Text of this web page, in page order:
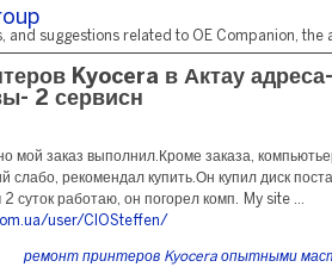
suggestions related to OE Companion, the
Kyocera в Актау адреса-
2 сервисн
мой заказ выполнил.Кроме заказа,
слабо, рекомендал купить.Он купил диск
суток работаю, он погорел комп. My site ...
user/CIOSteffen/
ремонт принтеров Kyocera опытными